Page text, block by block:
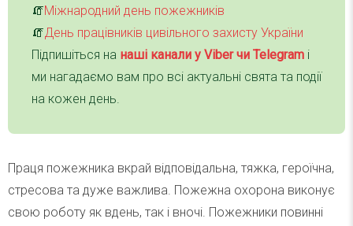
🧯Міжнародний день пожежників
🧯День працівників цивільного захисту України
Підпишіться на наші канали у Viber чи Telegram і
ми нагадаємо вам про всі актуальні свята та події
на кожен день.
Праця пожежника вкрай відповідальна, тяжка, героїчна,
стресова та дуже важлива. Пожежна охорона виконує
свою роботу як вдень, так і вночі. Пожежники повинні